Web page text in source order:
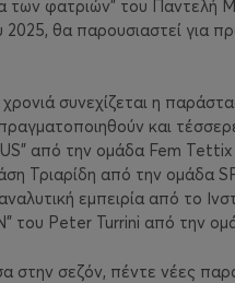
φατριών” του Παντελή
2025, θα παρουσιαστεί για
χρονιά συνεχίζεται η
και
από την ομάδα Fem Tettix
Τριαρίδη από την ομάδα
εμπειρία από το
του Peter Turrini από την
στην σεζόν, πέντε νέες